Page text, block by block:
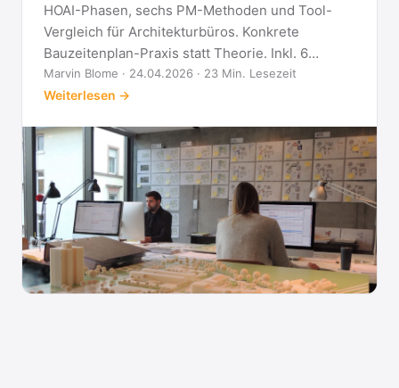
HOAI-Phasen, sechs PM-Methoden und Tool-
Vergleich für Architekturbüros. Konkrete
Bauzeitenplan-Praxis statt Theorie. Inkl. 6
Architekten-FAQ.
Marvin Blome · 24.04.2026 · 23 Min. Lesezeit
Weiterlesen →